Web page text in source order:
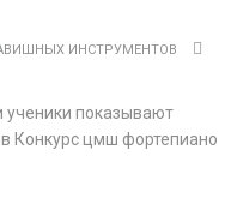
ИНСТРУМЕНТОВ
ученики показывают
Конкурс цмш фортепиано